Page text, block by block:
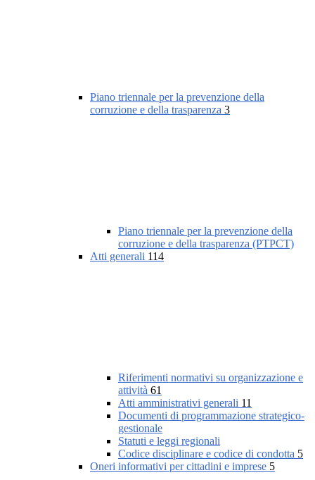
Piano triennale per la prevenzione della
corruzione e della trasparenza 3
Piano triennale per la prevenzione della
corruzione e della trasparenza (PTPCT)
Atti generali 114
Riferimenti normativi su organizzazione e
attività 61
Atti amministrativi generali 11
Documenti di programmazione strategico-
gestionale
Statuti e leggi regionali
Codice disciplinare e codice di condotta 5
Oneri informativi per cittadini e imprese 5